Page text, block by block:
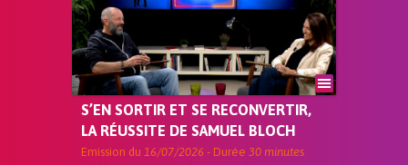
S’EN SORTIR ET SE RECONVERTIR,
LA RÉUSSITE DE SAMUEL BLOCH
Emission du 16/07/2026 - Durée 30 minutes